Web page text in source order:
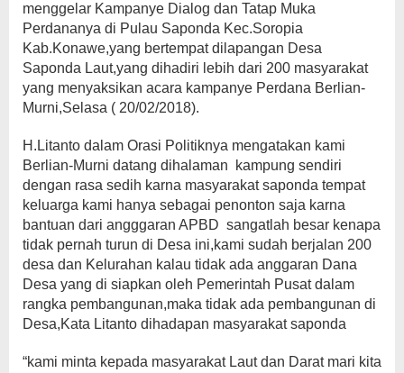
menggelar Kampanye Dialog dan Tatap Muka
Perdananya di Pulau Saponda Kec.Soropia
Kab.Konawe,yang bertempat dilapangan Desa
Saponda Laut,yang dihadiri lebih dari 200 masyarakat
yang menyaksikan acara kampanye Perdana Berlian-
Murni,Selasa ( 20/02/2018).
H.Litanto dalam Orasi Politiknya mengatakan kami
Berlian-Murni datang dihalaman kampung sendiri
dengan rasa sedih karna masyarakat saponda tempat
keluarga kami hanya sebagai penonton saja karna
bantuan dari angggaran APBD sangatlah besar kenapa
tidak pernah turun di Desa ini,kami sudah berjalan 200
desa dan Kelurahan kalau tidak ada anggaran Dana
Desa yang di siapkan oleh Pemerintah Pusat dalam
rangka pembangunan,maka tidak ada pembangunan di
Desa,Kata Litanto dihadapan masyarakat saponda
“kami minta kepada masyarakat Laut dan Darat mari kita